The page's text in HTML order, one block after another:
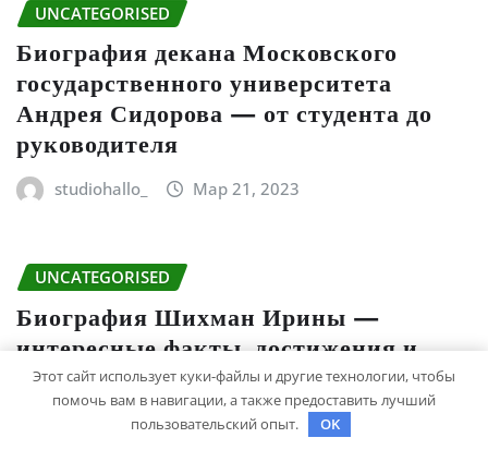
UNCATEGORISED
Биография декана Московского
государственного университета
Андрея Сидорова — от студента до
руководителя
studiohallo_ Мар 21, 2023
UNCATEGORISED
Биография Шихман Ирины —
интересные факты, достижения и
путь к успеху
studiohallo_ Мар 21, 2023
Этот сайт использует куки-файлы и другие технологии, чтобы
помочь вам в навигации, а также предоставить лучший
пользовательский опыт.
OK